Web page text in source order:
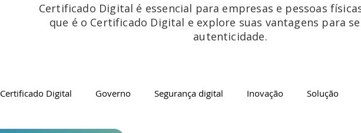
Certificado Digital é essencial para empresas e pessoas
que é o Certificado Digital e explore suas vantagens para
autenticidade.
Certificado Digital Governo Segurança digital Inovação Solução